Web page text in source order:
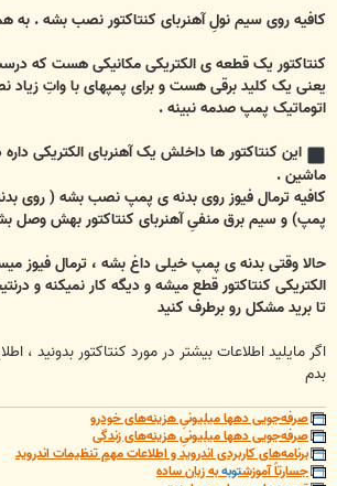
کافیه روی سیم نولِ آهنربای کنتاکتور نصب بشه . به
کنتاکتور یک قطعه ی الکتریکی مکانیکی هست که
یعنی یک کلید برقی هست و برای پمپهای با واتِ زیاد
اتوماتیک پمپ صدمه نبینه .
این کنتاکتور ها داخلش یک آهنربای الکتریکی
ماشین .
کافیه ترمال فیوز روی بدنه ی پمپ نصب بشه ( روی
پمپ) و سیم برق منفیِ آهنربای کنتاکتور بهش وصل
حالا وقتی بدنه ی پمپ خیلی داغ بشه ، ترمال فیوز
الکتریکی کنتاکتور قطع میشه و دیگه کار نمیکنه و
تا برید مشکل رو برطرف کنید
اگر مایلید اطلاعات بیشتر در مورد کنتاکتور بدونید ،
بدم
صرفه‌جویی دهها میلیونیِ هزینه‌های خودرو
صرفه‌جویی دهها میلیونیِ هزینه‌های زندگی
برنامه‌های کاربردی اندروید و اطلاعات مهمِ تنظیمات اندروید
جسارتاً آموزشتوبهبه زبان ساده